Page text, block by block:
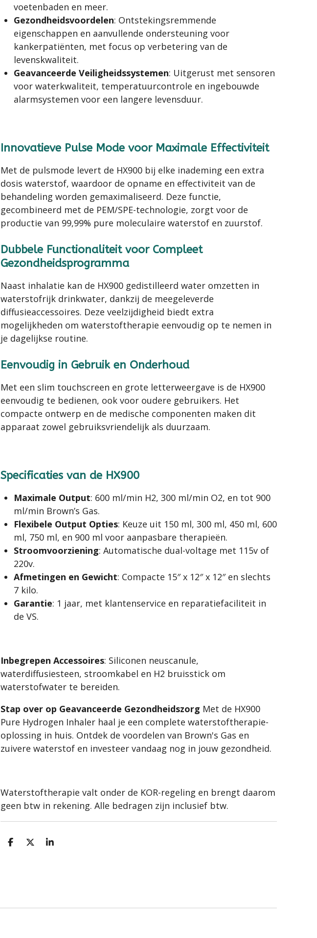
voetenbaden en meer.
Gezondheidsvoordelen: Ontstekingsremmende
eigenschappen en aanvullende ondersteuning voor
kankerpatiënten, met focus op verbetering van de
levenskwaliteit.
Geavanceerde Veiligheidssystemen: Uitgerust met sensoren
voor waterkwaliteit, temperatuurcontrole en ingebouwde
alarmsystemen voor een langere levensduur.
Innovatieve Pulse Mode voor Maximale Effectiviteit
Met de pulsmode levert de HX900 bij elke inademing een extra
dosis waterstof, waardoor de opname en effectiviteit van de
behandeling worden gemaximaliseerd. Deze functie,
gecombineerd met de PEM/SPE-technologie, zorgt voor de
productie van 99,99% pure moleculaire waterstof en zuurstof.
Dubbele Functionaliteit voor Compleet
Gezondheidsprogramma
Naast inhalatie kan de HX900 gedistilleerd water omzetten in
waterstofrijk drinkwater, dankzij de meegeleverde
diffusieaccessoires. Deze veelzijdigheid biedt extra
mogelijkheden om waterstoftherapie eenvoudig op te nemen in
je dagelijkse routine.
Eenvoudig in Gebruik en Onderhoud
Met een slim touchscreen en grote letterweergave is de HX900
eenvoudig te bedienen, ook voor oudere gebruikers. Het
compacte ontwerp en de medische componenten maken dit
apparaat zowel gebruiksvriendelijk als duurzaam.
Specificaties van de HX900
Maximale Output: 600 ml/min H2, 300 ml/min O2, en tot 900
ml/min Brown’s Gas.
Flexibele Output Opties: Keuze uit 150 ml, 300 ml, 450 ml, 600
ml, 750 ml, en 900 ml voor aanpasbare therapieën.
Stroomvoorziening: Automatische dual-voltage met 115v of
220v.
Afmetingen en Gewicht: Compacte 15″ x 12″ x 12″ en slechts
7 kilo.
Garantie: 1 jaar, met klantenservice en reparatiefaciliteit in
de VS.
Inbegrepen Accessoires: Siliconen neuscanule,
waterdiffusiesteen, stroomkabel en H2 bruisstick om
waterstofwater te bereiden.
Stap over op Geavanceerde Gezondheidszorg Met de HX900
Pure Hydrogen Inhaler haal je een complete waterstoftherapie-
oplossing in huis. Ontdek de voordelen van Brown's Gas en
zuivere waterstof en investeer vandaag nog in jouw gezondheid.
Waterstoftherapie valt onder de KOR-regeling en brengt daarom
geen btw in rekening. Alle bedragen zijn inclusief btw.
D
D
S